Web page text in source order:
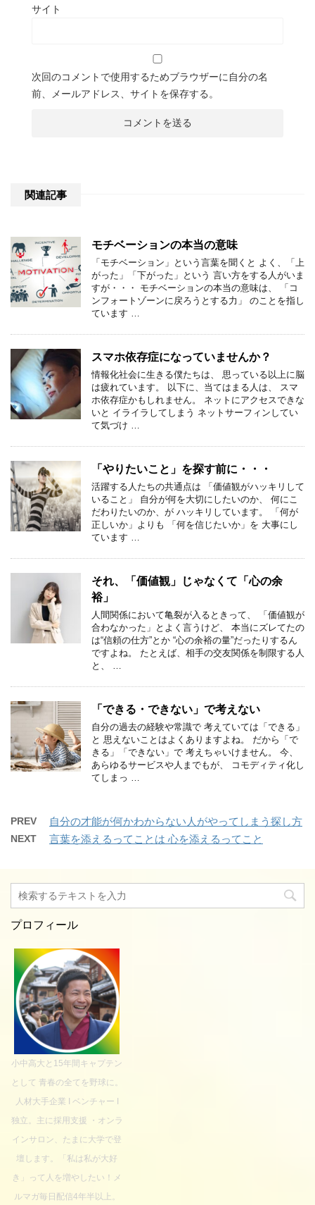
サイト
次回のコメントで使用するためブラウザーに自分の名
前、メールアドレス、サイトを保存する。
関連記事
モチベーションの本当の意味
「モチベーション」という言葉を聞くと よく、「上
がった」「下がった」という 言い方をする人がいま
すが・・・ モチベーションの本当の意味は、 「コ
ンフォートゾーンに戻ろうとする力」 のことを指し
ています …
スマホ依存症になっていませんか？
情報化社会に生きる僕たちは、 思っている以上に脳
は疲れています。 以下に、当てはまる人は、 スマ
ホ依存症かもしれません。 ネットにアクセスできな
いと イライラしてしまう ネットサーフィンしてい
て気づけ …
「やりたいこと」を探す前に・・・
活躍する人たちの共通点は 「価値観がハッキリして
いること」 自分が何を大切にしたいのか、 何にこ
だわりたいのか、が ハッキリしています。 「何が
正しいか」よりも 「何を信じたいか」を 大事にし
ています …
それ、「価値観」じゃなくて「心の余
裕」
人間関係において亀裂が入るときって、 「価値観が
合わなかった」とよく言うけど、 本当にズレてたの
は“信頼の仕方”とか “心の余裕の量”だったりするん
ですよね。 たとえば、相手の交友関係を制限する人
と、 …
「できる・できない」で考えない
自分の過去の経験や常識で 考えていては「できる」
と 思えないことはよくありますよね。 だから「で
きる」「できない」で 考えちゃいけません。 今、
あらゆるサービスや人までもが、 コモディティ化し
てしまっ …
PREV 自分の才能が何かわからない人がやってしまう探し方
NEXT 言葉を添えるってことは 心を添えるってこと
プロフィール
小中高大と15年間キャプテン
として 青春の全てを野球に。
人材大手企業 I ベンチャー I
独立。主に採用支援 ・オンラ
インサロン、たまに大学で登
壇します。「私は私が大好
き」って人を増やしたい！メ
ルマガ毎日配信4年半以上。